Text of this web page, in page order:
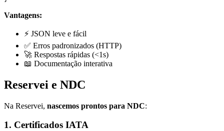
Vantagens:
⚡ JSON leve e fácil
✅ Erros padronizados (HTTP)
🚀 Respostas rápidas (<1s)
📖 Documentação interativa
Reservei e NDC
Na Reservei, nascemos prontos para NDC:
1. Certificados IATA